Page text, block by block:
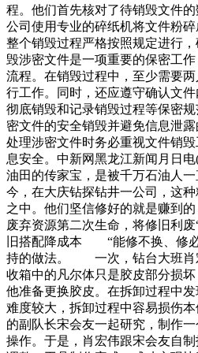
程。他们首先核对了待销毁文件
公司使用专业的碎纸机将文件粉碎
整个销毁过程严格按照规定进行
毁涉密文件是一项重要的保密工
流程。在销毁过程中，至少需要
行工作。同时，还应遵守确认文
彻底销毁和记录销毁过程等保密
密文件的安全销毁并避免信息泄
处理涉密文件时务必重视文件销
息安全。中新网黑龙江新闻月日
油田的传家宝，是被千万石油人
今，在大庆钻探钻井一公司，这
之中。他们坚信修好的就是赚到
废弃资源第二次生命，将修旧
旧搭配降成本 “能修不换、修
持的做法。 一次，钻台大班肖
收箱中的凡尔体只是胶皮部分损
他准备更换胶皮。在拆卸过程中
难度较大，拆卸过程中容易损伤
的副队长宋会友一起研究，制作
操作。于是，肖宏伟跟宋会友自